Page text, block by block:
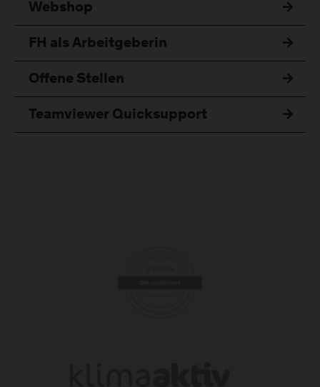
Webshop
FH als Arbeitgeberin
Offene Stellen
Teamviewer Quicksupport